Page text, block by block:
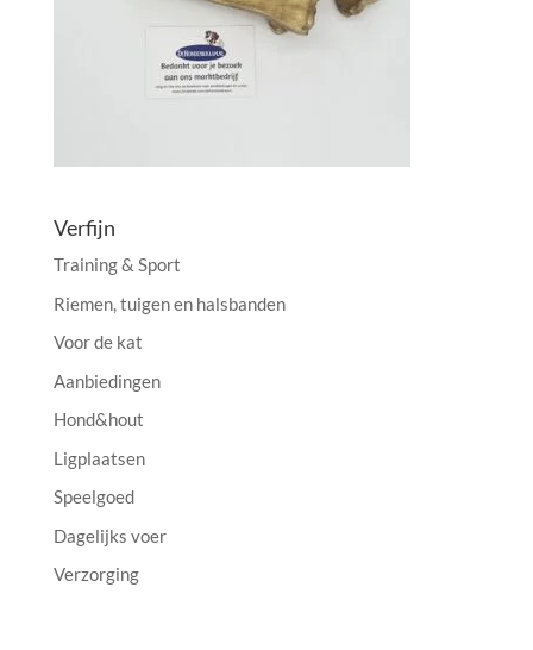
Verfijn
Training & Sport
Riemen, tuigen en halsbanden
Voor de kat
Aanbiedingen
Hond&hout
Ligplaatsen
Speelgoed
Dagelijks voer
Verzorging